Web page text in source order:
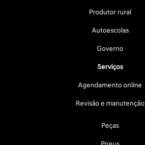
Produtor rural
Autoescolas
Governo
Serviços
Agendamento online
Revisão e manutenção
Peças